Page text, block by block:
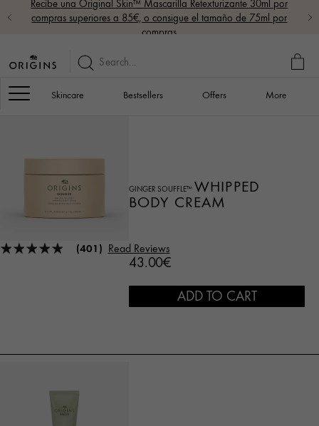
Recibe una Original Skin™ Mascarilla Retexturizante 30ml por
compras superiores a 85€, o consigue el tamaño de 75ml por
compras
MY
Navigation
Skincare Bestsellers Offers More
GINGER SOUFFLE™ WHIPPED
BODY CREAM
(401) Read Reviews
43.00€
ADD TO CART